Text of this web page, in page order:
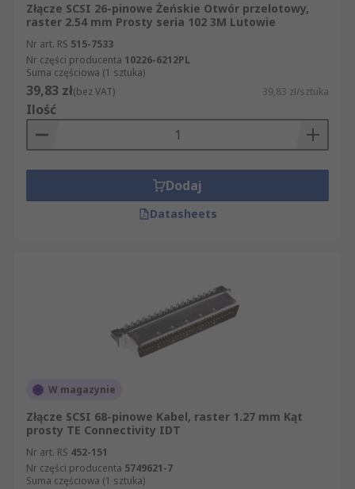
Złącze SCSI 26-pinowe Żeńskie Otwór przelotowy,
raster 2.54 mm Prosty seria 102 3M Lutowie
Nr art. RS 515-7533
Nr części producenta 10226-6212PL
Suma częściowa (1 sztuka)
39,83 zł(bez VAT) 39,83 zł/sztuka
Ilość
Dodaj
Datasheets
W magazynie
Złącze SCSI 68-pinowe Kabel, raster 1.27 mm Kąt
prosty TE Connectivity IDT
Nr art. RS 452-151
Nr części producenta 5749621-7
Suma częściowa (1 sztuka)